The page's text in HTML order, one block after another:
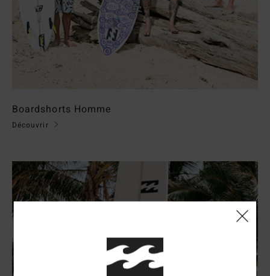
Boardshorts Homme
Découvrir